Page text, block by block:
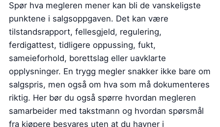
Spør hva megleren mener kan bli de vanskeligste
punktene i salgsoppgaven. Det kan være
tilstandsrapport, fellesgjeld, regulering,
ferdigattest, tidligere oppussing, fukt,
sameieforhold, borettslag eller uavklarte
opplysninger. En trygg megler snakker ikke bare om
salgspris, men også om hva som må dokumenteres
riktig. Her bør du også spørre hvordan megleren
samarbeider med takstmann og hvordan spørsmål
fra kjøpere besvares uten at du havner i